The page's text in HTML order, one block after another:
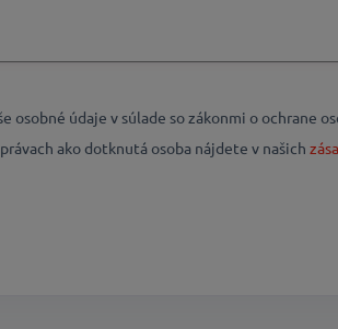
osobné údaje v súlade so zákonmi o ochrane
ako dotknutá osoba nájdete v našich